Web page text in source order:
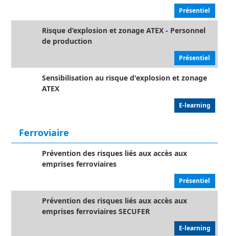
Présentiel
Risque d’explosion et zonage ATEX - Personnel
de production
Présentiel
Sensibilisation au risque d'explosion et zonage
ATEX
E-learning
Ferroviaire
Prévention des risques liés aux accès aux
emprises ferroviaires
Présentiel
Prévention des risques liés aux accès aux
emprises ferroviaires SECUFER
E-learning